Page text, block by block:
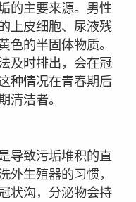
主要来源。男性
上皮细胞、尿液残
色的半固体物质。
及时排出，会在冠
种情况在青春期后
清洁者。
致污垢堆积的直
外生殖器的习惯，
状沟，分泌物会持